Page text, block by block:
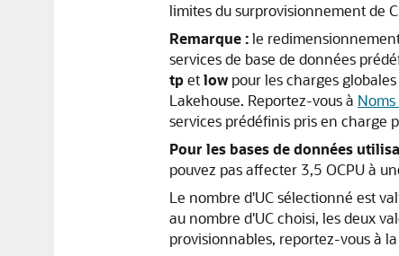
limites du surprovisionnement de
Remarque :le
services de base de données
tpetlowpour les charges
Lakehouse. Reportez-vous à
services prédéfinis pris en charge
Pour les bases de données
pouvez pas affecter 3,5 OCPU à
Le nombre d'UC sélectionné est
au nombre d'UC choisi, les deux
provisionnables, reportez-vous à